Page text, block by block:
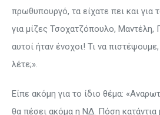
πρωθυπουργό, τα είχατε πει και για
για μίζες Τσοχατζόπουλο, Μαντέλη,
αυτοί ήταν ένοχοι! Τι να
λέτε;».
Είπε ακόμη για το ίδιο θέμα:
θα πέσει ακόμα η ΝΔ. Πόση κατάντια